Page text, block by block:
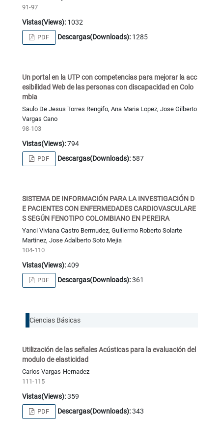
91-97
Vistas(Views):1032
PDF Descargas(Downloads): 1285
Un portal en la UTP con competencias para mejorar la acc
esibilidad Web de las personas con discapacidad en Colo
mbia
Saulo De Jesus Torres Rengifo, Ana Maria Lopez, Jose Gilberto
Vargas Cano
98-103
Vistas(Views):794
PDF Descargas(Downloads): 587
SISTEMA DE INFORMACIÓN PARA LA INVESTIGACIÓN D
E PACIENTES CON ENFERMEDADES CARDIOVASCULARE
S SEGÚN FENOTIPO COLOMBIANO EN PEREIRA
Yanci Viviana Castro Bermudez, Guillermo Roberto Solarte
Martinez, Jose Adalberto Soto Mejia
104-110
Vistas(Views):409
PDF Descargas(Downloads):361
Ciencias Básicas
Utilización de las señales Acústicas para la evaluación del
modulo de elasticidad
Carlos Vargas-Hernadez
111-115
Vistas(Views):359
PDF Descargas(Downloads):343